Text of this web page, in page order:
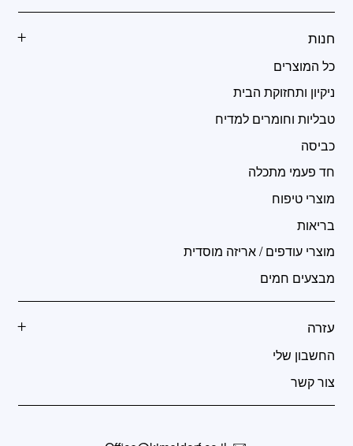
חנות
כל המוצרים
ניקיון ותחזוקת הבית
טבליות וחומרים למדיח
כביסה
חד פעמי מתכלה
מוצרי טיפוח
בריאות
מוצרי עודפים / אריזה מוסדית
מבצעים חמים
עזרה
החשבון שלי
צור קשר